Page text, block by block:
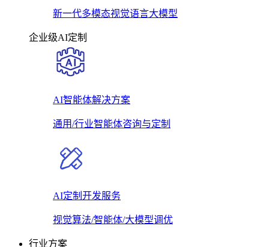
新一代多模态视觉语言大模型
企业级AI定制
AI智能体解决方案
通用/行业智能体咨询与定制
AI定制开发服务
视觉算法/智能体/大模型调优
行业方案